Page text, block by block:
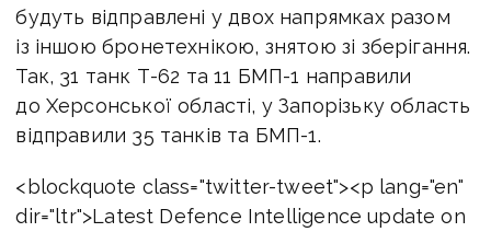
будуть відправлені у двох напрямках разом
із іншою бронетехнікою, знятою зі зберігання.
Так, 31 танк Т-62 та 11 БМП-1 направили
до Херсонської області, у Запорізьку область
відправили 35 танків та БМП-1.
<blockquote class="twitter-tweet"><p lang="en"
dir="ltr">Latest Defence Intelligence update on